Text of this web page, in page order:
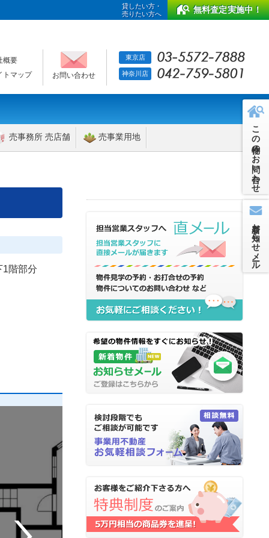
貸したい方・
売りたい方へ
無料査定実施中！
概要
トマップ
お問い合わせ
東京店
神奈川店
売事務所 売店舗 売事業用地
1階部分
この物件のお問い合わせ
新着お知らせメール